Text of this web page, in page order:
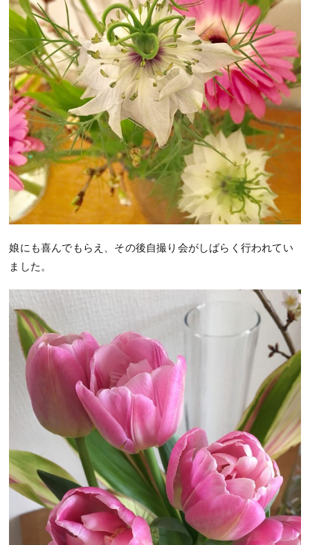
娘にも喜んでもらえ、その後自撮り会がしばらく行われてい
ました。